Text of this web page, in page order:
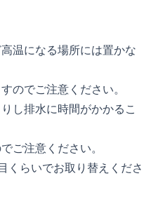
温になる場所には置かな
のでご注意ください。
し排水に時間がかかるこ
ご注意ください。
くらいでお取り替えくださ